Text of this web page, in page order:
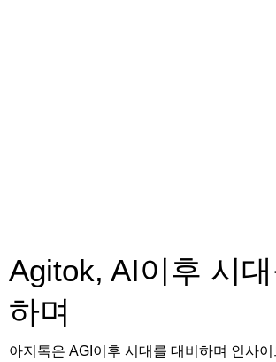
Agitok, AI이후 시
하며
아지톡은 AGI이후 시대를 대비하며 인사